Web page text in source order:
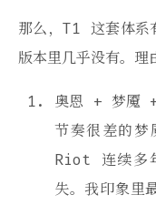
那么，T1 这套体系
版本里几乎没有。理
奥恩 + 梦魇 +
节奏很差的梦
Riot 连续多
失。我印象里